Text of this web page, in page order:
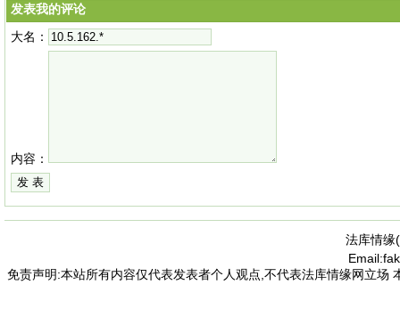
发表我的评论
大名：
内容：
法库情缘(
免责声明:本站所有内容仅代表发表者个人观点,不代表法库情缘网立